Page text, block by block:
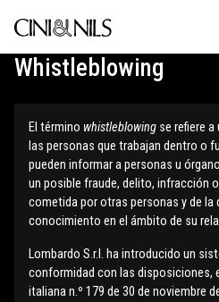
Whistleblowing
El término whistleblowing se refiere
las personas que trabajan dentro o
pueden informar a personas u
un posible fraude, delito, infracción
cometida por otras personas y de la
conocimiento en el ámbito de su
Lombardo S.r.l. ha introducido un
conformidad con las disposiciones,
italiana n.º 179 de 30 de noviembre